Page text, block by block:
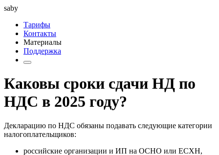
saby
Тарифы
Контакты
Материалы
Поддержка
Каковы сроки сдачи НД по
НДС в 2025 году?
Декларацию по НДС обязаны подавать следующие категории
налогоплательщиков:
российские организации и ИП на ОСНО или ЕСХН,